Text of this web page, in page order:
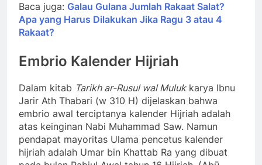
Baca juga: Galau Gulana Jumlah Rakaat Salat?
Apa yang Harus Dilakukan Jika Ragu 3 atau 4
Rakaat?
Embrio Kalender Hijriah
Dalam kitab Tarikh ar-Rusul wal Mulukkarya Ibnu
Jarir Ath Thabari (w 310 H) dijelaskan bahwa
embrio awal terciptanya kalender Hijriah adalah
atas keinginan Nabi Muhammad Saw. Namun
pendapat mayoritas Ulama pencetus kalender
hijriah adalah Umar bin Khattab Ra yang dibuat